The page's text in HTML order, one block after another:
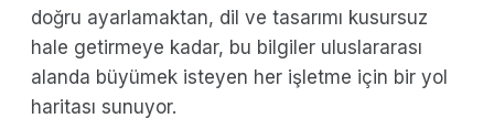
doğru ayarlamaktan, dil ve tasarımı kusursuz
hale getirmeye kadar, bu bilgiler uluslararası
alanda büyümek isteyen her işletme için bir yol
haritası sunuyor.